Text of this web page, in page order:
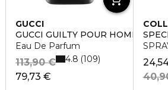
GUCCI
GUCCI GUILTY POUR HOMME
Eau De Parfum
79,73 €
113,90 € 4.8 109